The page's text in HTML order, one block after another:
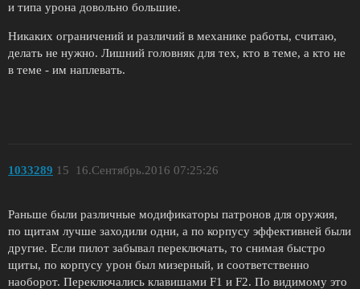
и типа урона довольно большие.
Никаких ограничений и различий в механике работы, считаю,
делать не нужно. Лишний головняк для тех, кто в теме, а кто не
в теме - им наплевать.
1033289 16.Сентябрь.2016 07:25:26
15
Раньше были различные модификаторы патронов для оружия,
по щитам лучше заходили одни, а по корпусу эффективней были
другие. Если пилот забывал переключать, то снимая быстро
щиты, по корпусу урон был мизерный, и соответственно
наоборот. Переключались клавишами F1 и F2. По видимому это